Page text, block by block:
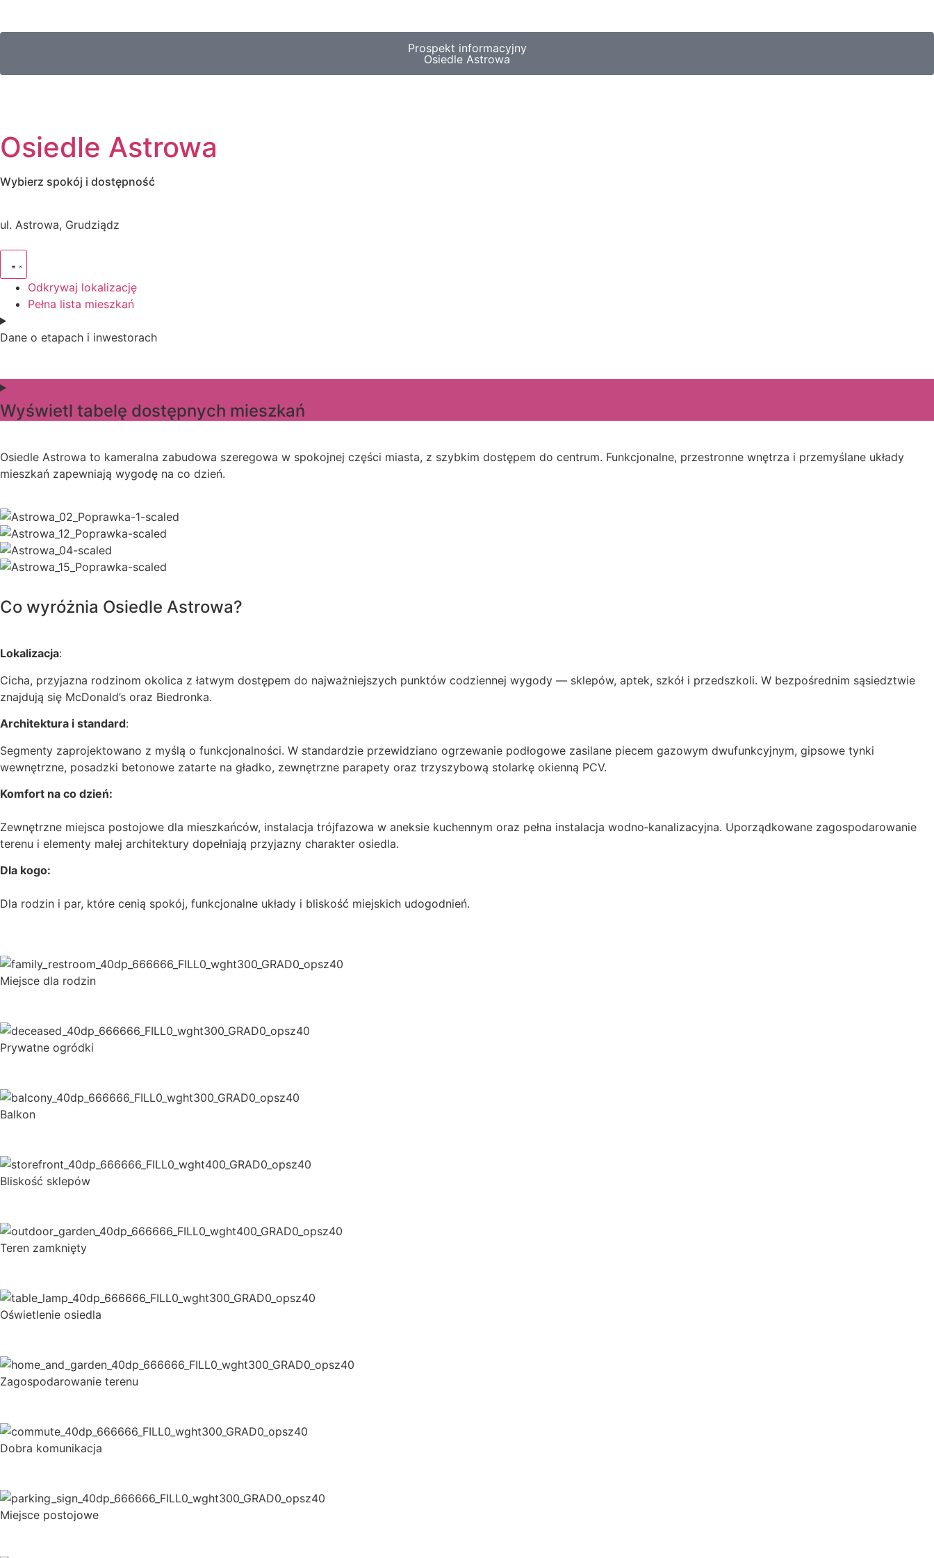
Prospekt informacyjny
Osiedle Astrowa
Osiedle Astrowa
Wybierz spokój i dostępność
ul. Astrowa, Grudziądz
Odkrywaj lokalizację
Pełna lista mieszkań
Dane o etapach i inwestorach
Wyświetl tabelę dostępnych mieszkań
Osiedle Astrowa to kameralna zabudowa szeregowa w spokojnej części miasta, z szybkim dostępem do centrum. Funkcjonalne, przestronne wnętrza i przemyślane układy
mieszkań zapewniają wygodę na co dzień.
Co wyróżnia Osiedle Astrowa?
Lokalizacja:
Cicha, przyjazna rodzinom okolica z łatwym dostępem do najważniejszych punktów codziennej wygody — sklepów, aptek, szkół i przedszkoli. W bezpośrednim sąsiedztwie
znajdują się McDonald’s oraz Biedronka.
Architektura i standard:
Segmenty zaprojektowano z myślą o funkcjonalności. W standardzie przewidziano ogrzewanie podłogowe zasilane piecem gazowym dwufunkcyjnym, gipsowe tynki
wewnętrzne, posadzki betonowe zatarte na gładko, zewnętrzne parapety oraz trzyszybową stolarkę okienną PCV.
Komfort na co dzień:
Zewnętrzne miejsca postojowe dla mieszkańców, instalacja trójfazowa w aneksie kuchennym oraz pełna instalacja wodno‑kanalizacyjna. Uporządkowane zagospodarowanie
terenu i elementy małej architektury dopełniają przyjazny charakter osiedla.
Dla kogo:
Dla rodzin i par, które cenią spokój, funkcjonalne układy i bliskość miejskich udogodnień.
Miejsce dla rodzin
Prywatne ogródki
Balkon
Bliskość sklepów
Teren zamknięty
Oświetlenie osiedla
Zagospodarowanie terenu
Dobra komunikacja
Miejsce postojowe